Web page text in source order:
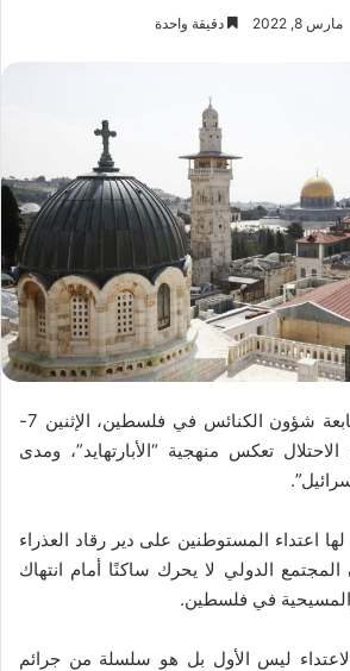
مارس 8, 2022 دقيقة واحدة
أكدت اللجنة العليا لمتابعة شؤون الكنائس في فلسطين، الإثنين 7-
الاحتلال تعكس منهجية “الأبارتهايد”، ومدى
اعتداء المستوطنين على دير رقاد العذراء
الدولي لا يحرك ساكنًا أمام انتهاك
في فلسطين.
ليس الأول بل هو سلسلة من جرائم